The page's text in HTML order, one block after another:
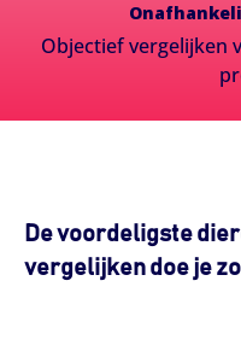
Objectief vergelijken
De voordeligste
vergelijken doe je